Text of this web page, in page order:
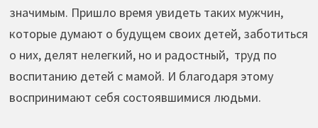
значимым. Пришло время увидеть таких мужчин,
которые думают о будущем своих детей, заботиться
о них, делят нелегкий, но и радостный, труд по
воспитанию детей с мамой. И благодаря этому
воспринимают себя состоявшимися людьми.